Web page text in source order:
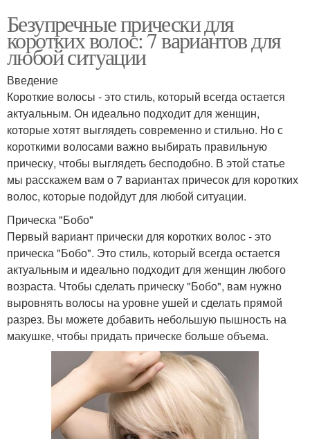
Безупречные прически для
коротких волос: 7 вариантов для
любой ситуации
Введение
Короткие волосы - это стиль, который всегда остается
актуальным. Он идеально подходит для женщин,
которые хотят выглядеть современно и стильно. Но с
короткими волосами важно выбирать правильную
прическу, чтобы выглядеть бесподобно. В этой статье
мы расскажем вам о 7 вариантах причесок для коротких
волос, которые подойдут для любой ситуации.
Прическа "Бобо"
Первый вариант прически для коротких волос - это
прическа "Бобо". Это стиль, который всегда остается
актуальным и идеально подходит для женщин любого
возраста. Чтобы сделать прическу "Бобо", вам нужно
выровнять волосы на уровне ушей и сделать прямой
разрез. Вы можете добавить небольшую пышность на
макушке, чтобы придать прическе больше объема.